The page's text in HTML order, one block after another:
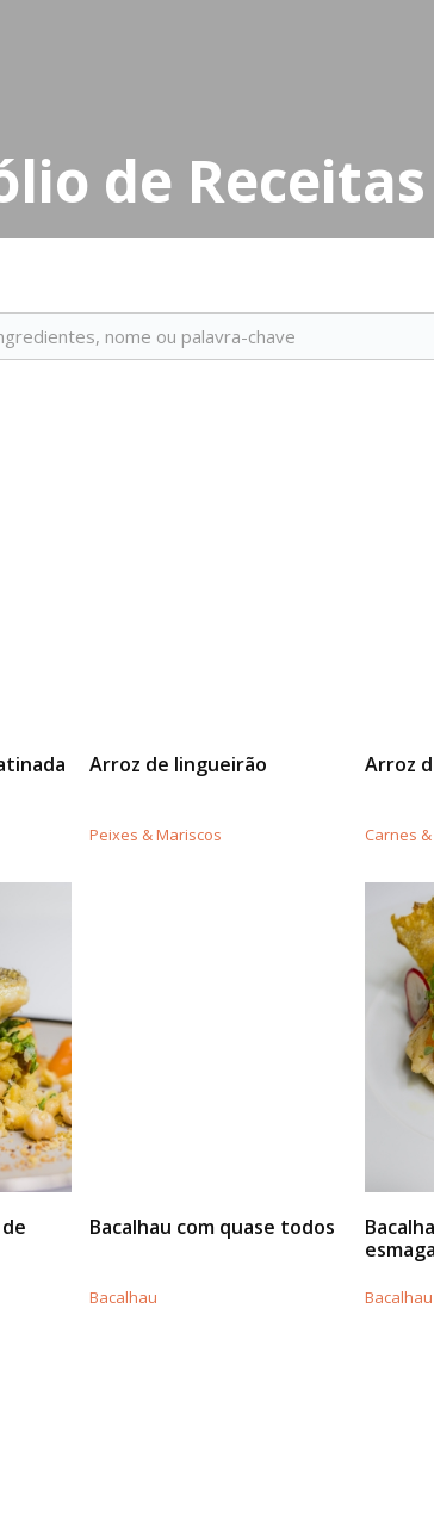
de Receitas
Arroz de lingueirão
Peixes & Mariscos
Arroz
Carnes &
Bacalhau com quase todos
Bacalhau Bacalhau